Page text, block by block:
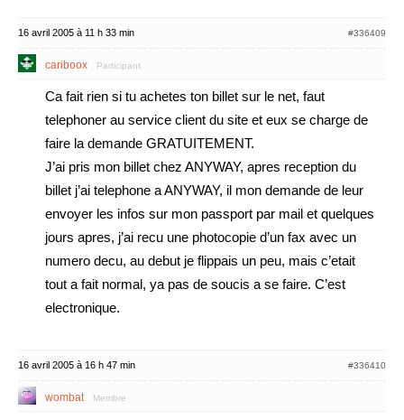
16 avril 2005 à 11 h 33 min #336409
cariboox Participant
Ca fait rien si tu achetes ton billet sur le net, faut
telephoner au service client du site et eux se charge de
faire la demande GRATUITEMENT.
J’ai pris mon billet chez ANYWAY, apres reception du
billet j’ai telephone a ANYWAY, il mon demande de leur
envoyer les infos sur mon passport par mail et quelques
jours apres, j’ai recu une photocopie d’un fax avec un
numero decu, au debut je flippais un peu, mais c’etait
tout a fait normal, ya pas de soucis a se faire. C’est
electronique.
16 avril 2005 à 16 h 47 min #336410
wombat Membre